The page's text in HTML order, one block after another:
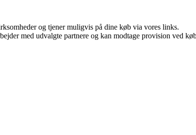
og tjener muligvis på dine køb via vores links.
med udvalgte partnere og kan modtage provision ved